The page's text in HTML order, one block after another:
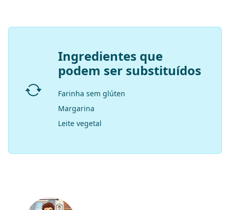
Ingredientes que
podem ser substituídos
Farinha sem glúten
Margarina
Leite vegetal